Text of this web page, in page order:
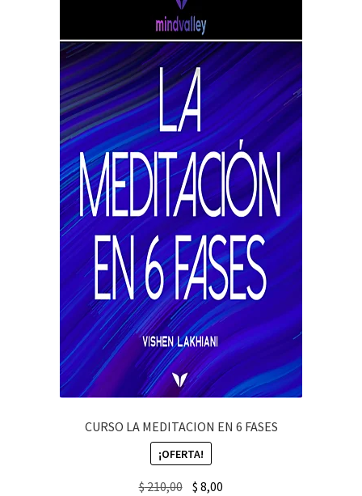
CURSO LA MEDITACION EN 6 FASES
¡OFERTA!
$210,00 Original
$ 8,00